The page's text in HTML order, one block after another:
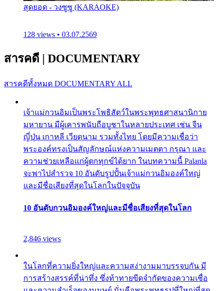
สุดยอด - วงซูซู (KARAOKE)
128 views • 03.07.2569
สารคดี | DOCUMENTARY
สารคดีทั้งหมด DOCUMENTARY ALL
เจ้าแม่กวนอิมเป็นพระโพธิสัตว์ในพระพุทธศาสนานิกาย
มหายาน มีผู้เคารพนับถือบูชาในหลายประเทศ เช่น จีน
ญี่ปุ่น เกาหลี เวียดนาม รวมทั้งไทย โดยมีความเชื่อว่า
พระองค์ทรงเป็นสัญลักษณ์แห่งความเมตตา กรุณา และ
ความช่วยเหลือแก่ผู้ตกทุกข์ได้ยาก ในบทความนี้ Palanla
จะพาไปสำรวจ 10 อันดับรูปปั้นเจ้าแม่กวนอิมองค์ใหญ่
และมีชื่อเสียงที่สุดในโลกในปัจจุบัน
10 อันดับกวนอิมองค์ใหญ่และมีชื่อเสียงที่สุดในโลก
2,846 views
ในโลกที่ความยิ่งใหญ่และความสง่างามมาบรรจบกัน มี
การสร้างสรรค์ที่น่าทึ่ง ซึ่งท้าทายขีดจำกัดของความเชื่อ